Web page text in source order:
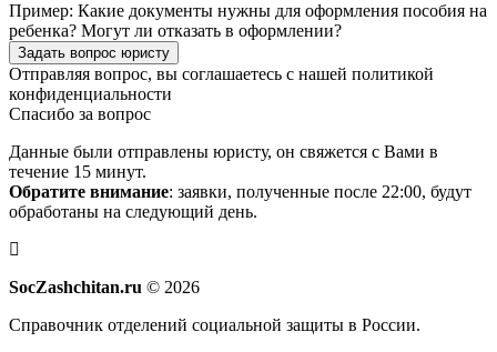
Пример: Какие документы нужны для оформления пособия на
ребенка? Могут ли отказать в оформлении?
Задать вопрос юристу
Отправляя вопрос, вы соглашаетесь с нашей политикой
конфиденциальности
Спасибо за вопрос
Данные были отправлены юристу, он свяжется с Вами в
течение 15 минут.
Обратите внимание: заявки, полученные после 22:00, будут
обработаны на следующий день.
SocZashchitan.ru © 2026
Справочник отделений социальной защиты в России.